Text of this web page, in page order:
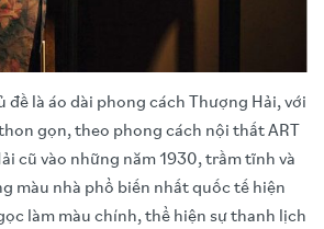
đề là áo dài phong cách Thượng Hải, với
gọn, theo phong cách nội thất ART
cũ vào những năm 1930, trầm tĩnh và
màu nhà phổ biến nhất quốc tế hiện
làm màu chính, thể hiện sự thanh lịch